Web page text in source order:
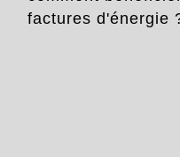
factures d'énergie